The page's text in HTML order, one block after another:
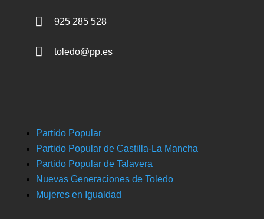
 925 285 528
 toledo@pp.es
Partido Popular
Partido Popular de Castilla-La Mancha
Partido Popular de Talavera
Nuevas Generaciones de Toledo
Mujeres en Igualdad